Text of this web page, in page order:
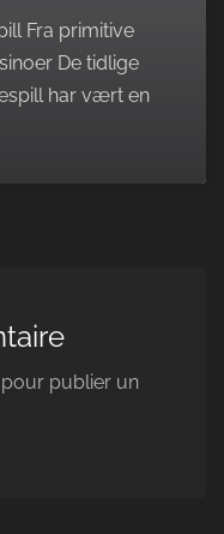
Fra primitive
De tidlige
har vært en
pour publier un